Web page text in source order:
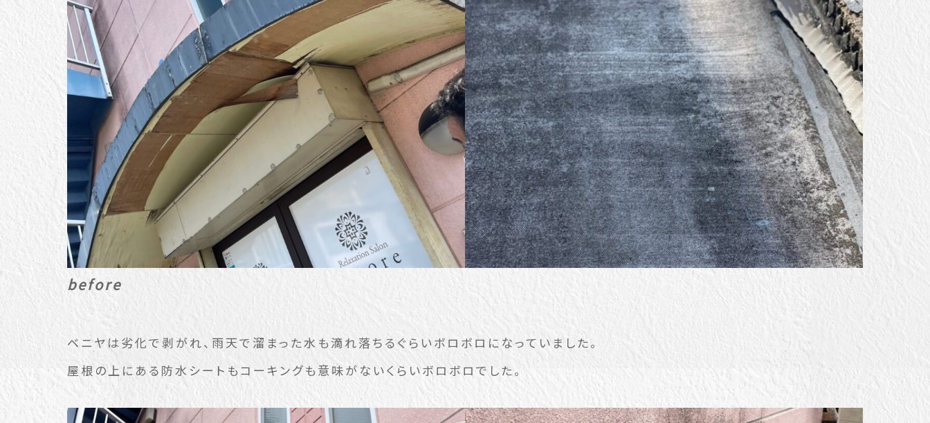
before
ベニヤは劣化で剥がれ、雨天で溜まった水も滴れ落ちるぐらいボロボロになっていました。
屋根の上にある防水シートもコーキングも意味がないくらいボロボロでした。